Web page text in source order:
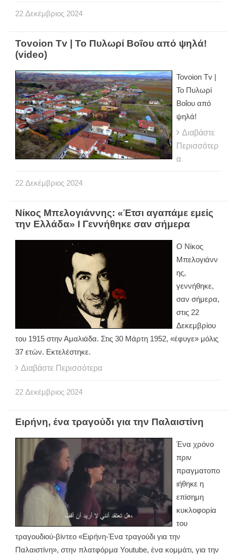
22 Δεκέμβριος 2024
Tovoion Tv | Το Πυλωρί Βοΐου από ψηλά!
(video)
Tovoion Tv |
Το Πυλωρί
Βοΐου από
ψηλά!
Διαβάστε
Περισσότερ
α
22 Δεκέμβριος 2024
Νίκος Μπελογιάννης: «Έτσι αγαπάμε εμείς
την Ελλάδα» I Γεννήθηκε σαν σήμερα
Ο Νίκος
Μπελογιάνν
ης,
γεννήθηκε,
σαν σήμερα,
στις 22
Δεκεμβρίου
του 1915 στην Αμαλιάδα. Στις 30 Μάρτη 1952, «έφυγε» μόλις
37 ετών. Εκτελέστηκε.
Διαβάστε Περισσότερα
22 Δεκέμβριος 2024
Ειρήνη, ένα τραγούδι για την Παλαιστίνη
Ένα χρόνο
πριν
πραγματοπο
ιήθηκε η
επίσημη
κυκλοφορία
του
τραγουδιού-βίντεο «Ειρήνη-Ένα τραγούδι για την
Παλαιστίνη», στην πλατφόρμα Youtube, ένα κομμάτι, για την